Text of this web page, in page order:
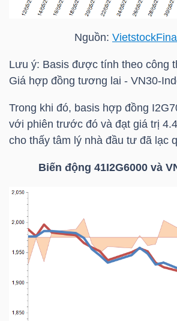
Nguồn:
Lưu ý: Basis được tính theo công
Giá hợp đồng tương lai - VN30-
Trong khi đó, basis hợp đồng
với phiên trước đó và đạt giá trị
cho thấy tâm lý nhà đầu tư đã lạc
Biến động 41I2G6000 và
DỮ
LIỆU
Ngành
(-)
SECTOR
NĂNG
LƯỢNG